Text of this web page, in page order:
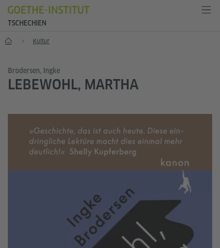
TSCHECHIEN
Start Kultur
Brodersen, Ingke
LEBEWOHL, MARTHA